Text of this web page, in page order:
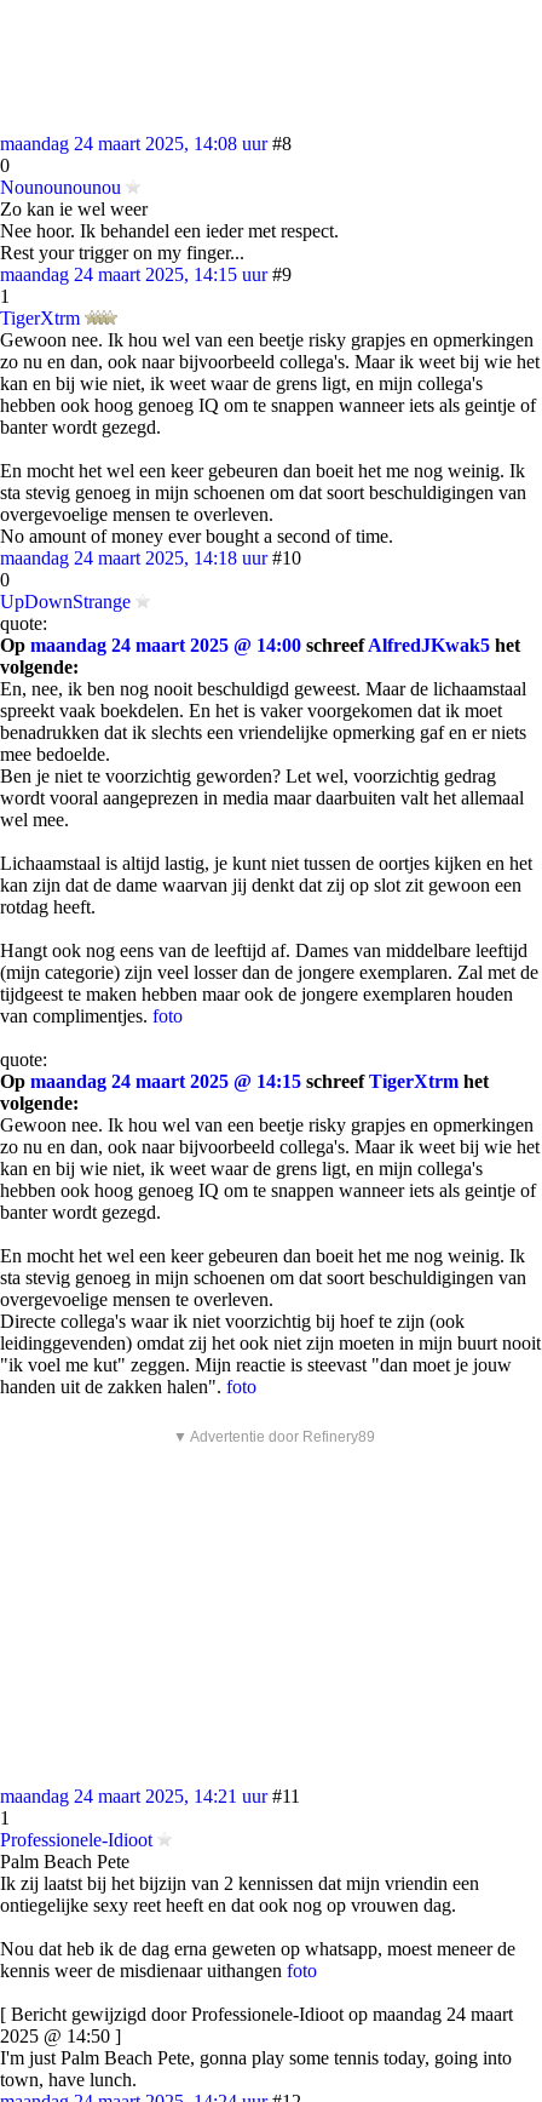
maandag 24 maart 2025, 14:08 uur #8
0
Nounounounou
Zo kan ie wel weer
Nee hoor. Ik behandel een ieder met respect.
Rest your trigger on my finger...
maandag 24 maart 2025, 14:15 uur #9
1
TigerXtrm
Gewoon nee. Ik hou wel van een beetje risky grapjes en opmerkingen
zo nu en dan, ook naar bijvoorbeeld collega's. Maar ik weet bij wie het
kan en bij wie niet, ik weet waar de grens ligt, en mijn collega's
hebben ook hoog genoeg IQ om te snappen wanneer iets als geintje of
banter wordt gezegd.
En mocht het wel een keer gebeuren dan boeit het me nog weinig. Ik
sta stevig genoeg in mijn schoenen om dat soort beschuldigingen van
overgevoelige mensen te overleven.
No amount of money ever bought a second of time.
maandag 24 maart 2025, 14:18 uur #10
0
UpDownStrange
quote:
Op maandag 24 maart 2025 @ 14:00 schreefAlfredJKwak5 het
volgende:
En, nee, ik ben nog nooit beschuldigd geweest. Maar de lichaamstaal
spreekt vaak boekdelen. En het is vaker voorgekomen dat ik moet
benadrukken dat ik slechts een vriendelijke opmerking gaf en er niets
mee bedoelde.
Ben je niet te voorzichtig geworden? Let wel, voorzichtig gedrag
wordt vooral aangeprezen in media maar daarbuiten valt het allemaal
wel mee.
Lichaamstaal is altijd lastig, je kunt niet tussen de oortjes kijken en het
kan zijn dat de dame waarvan jij denkt dat zij op slot zit gewoon een
rotdag heeft.
Hangt ook nog eens van de leeftijd af. Dames van middelbare leeftijd
(mijn categorie) zijn veel losser dan de jongere exemplaren. Zal met de
tijdgeest te maken hebben maar ook de jongere exemplaren houden
van complimentjes. foto
quote:
Op maandag 24 maart 2025 @ 14:15 schreefTigerXtrm het
volgende:
Gewoon nee. Ik hou wel van een beetje risky grapjes en opmerkingen
zo nu en dan, ook naar bijvoorbeeld collega's. Maar ik weet bij wie het
kan en bij wie niet, ik weet waar de grens ligt, en mijn collega's
hebben ook hoog genoeg IQ om te snappen wanneer iets als geintje of
banter wordt gezegd.
En mocht het wel een keer gebeuren dan boeit het me nog weinig. Ik
sta stevig genoeg in mijn schoenen om dat soort beschuldigingen van
overgevoelige mensen te overleven.
Directe collega's waar ik niet voorzichtig bij hoef te zijn (ook
leidinggevenden) omdat zij het ook niet zijn moeten in mijn buurt nooit
"ik voel me kut" zeggen. Mijn reactie is steevast "dan moet je jouw
handen uit de zakken halen". foto
▼ Advertentie door Refinery89
maandag 24 maart 2025, 14:21 uur #11
1
Professionele-Idioot
Palm Beach Pete
Ik zij laatst bij het bijzijn van 2 kennissen dat mijn vriendin een
ontiegelijke sexy reet heeft en dat ook nog op vrouwen dag.
Nou dat heb ik de dag erna geweten op whatsapp, moest meneer de
kennis weer de misdienaar uithangen foto
[ Bericht gewijzigd door Professionele-Idioot op maandag 24 maart
2025 @ 14:50 ]
I'm just Palm Beach Pete, gonna play some tennis today, going into
town, have lunch.